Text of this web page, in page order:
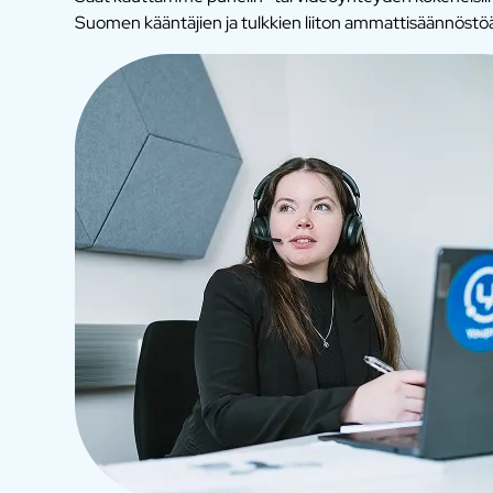
Suomen kääntäjien ja tulkkien liiton